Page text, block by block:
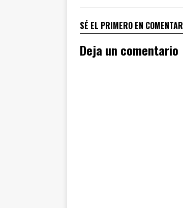
SÉ EL PRIMERO EN COMENTAR
Deja un comentario